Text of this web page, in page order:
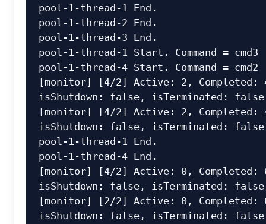
pool-1-thread-1 End.
pool-1-thread-2 End.
pool-1-thread-3 End.
pool-1-thread-1 Start. Command = cmd3
pool-1-thread-4 Start. Command = cmd2
[monitor] [4/2] Active: 2, Completed:
isShutdown: false, isTerminated: false
[monitor] [4/2] Active: 2, Completed:
isShutdown: false, isTerminated: false
pool-1-thread-1 End.
pool-1-thread-4 End.
[monitor] [4/2] Active: 0, Completed:
isShutdown: false, isTerminated: false
[monitor] [2/2] Active: 0, Completed:
isShutdown: false, isTerminated: false